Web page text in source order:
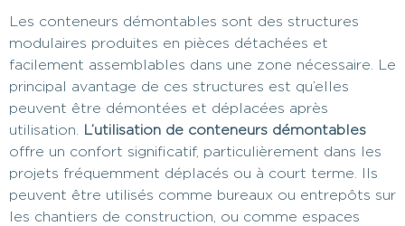
Les conteneurs démontables sont des structures
modulaires produites en pièces détachées et
facilement assemblables dans une zone nécessaire. Le
principal avantage de ces structures est qu’elles
peuvent être démontées et déplacées après
utilisation.
L’utilisation de conteneurs démontables
offre un confort significatif, particulièrement dans les
projets fréquemment déplacés ou à court terme. Ils
peuvent être utilisés comme bureaux ou entrepôts sur
les chantiers de construction, ou comme espaces